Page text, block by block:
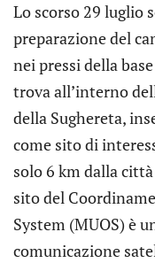
Lo scorso 29 luglio
preparazione del
nei pressi della
trova all’interno
della Sughereta,
come sito di
solo 6 km dalla
sito del
System (MUOS) è
comunicazione